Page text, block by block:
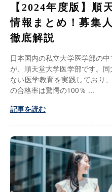
【2024年度版】順
情報まとめ！募集
徹底解説
日本国内の私立大学医学部の
が、順天堂大学医学部です。
ない医学教育を実践しており
の合格率は驚愕の100％
記事を読む